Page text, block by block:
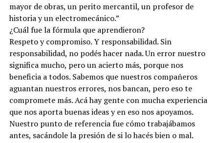
mayor de obras, un perito mercantil, un profesor de
historia y un electromecánico.”
¿Cuál fue la fórmula que aprendieron?
Respeto y compromiso. Y responsabilidad. Sin
responsabilidad, no podés hacer nada. Un error nuestro
significa mucho, pero un acierto más, porque nos
beneficia a todos. Sabemos que nuestros compañeros
aguantan nuestros errores, nos bancan, pero eso te
compromete más. Acá hay gente con mucha experiencia
que nos aporta buenas ideas y en eso nos apoyamos.
Nuestro punto de referencia fue cómo trabajábamos
antes, sacándole la presión de si lo hacés bien o mal.